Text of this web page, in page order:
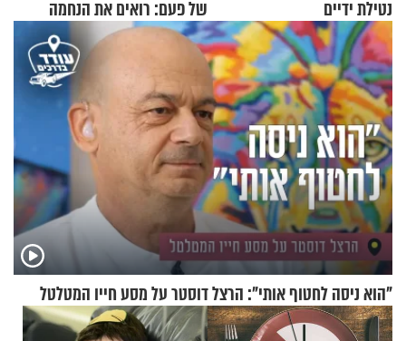
נטילת ידיים
של פעם: רואים את הנחמה
"הוא ניסה לחטוף אותי": הרצל דוסטר על מסע חייו המטלטל